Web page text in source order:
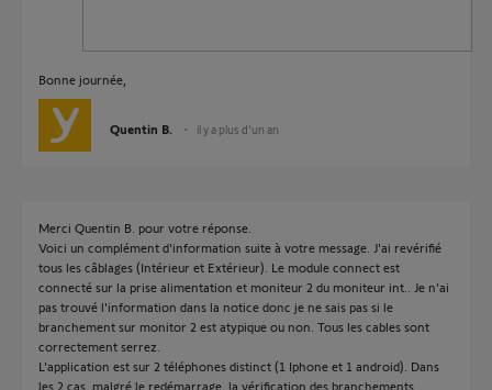
Bonne journée,
Quentin B. il y a plus d'un an
Merci Quentin B. pour votre réponse.
Voici un complément d'information suite à votre message. J'ai revérifié
tous les câblages (Intérieur et Extérieur). Le module connect est
connecté sur la prise alimentation et moniteur 2 du moniteur int.. Je n'ai
pas trouvé l'information dans la notice donc je ne sais pas si le
branchement sur monitor 2 est atypique ou non. Tous les cables sont
correctement serrez.
L'application est sur 2 téléphones distinct (1 Iphone et 1 android). Dans
les 2 cas, malgré le redémarrage, la vérification des branchements